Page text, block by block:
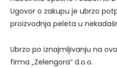
Ugovor o zakupu je ubrzo
proizvodnja peleta u
Ubrzo po iznajmljivanju na
firma „Zelengora“ d.o.o.